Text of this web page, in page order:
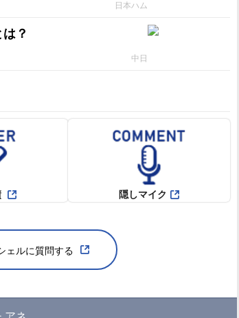
日本ハム
？
中日
隠しマイク
ェルに質問する